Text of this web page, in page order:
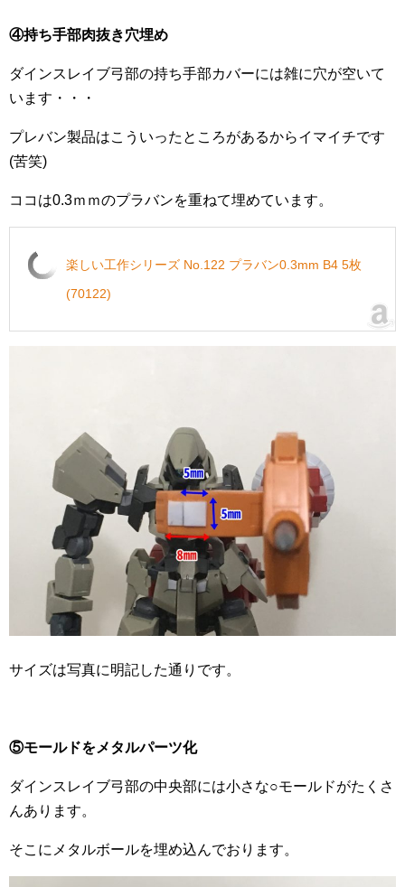
④持ち手部肉抜き穴埋め
ダインスレイブ弓部の持ち手部カバーには雑に穴が空いて
います・・・
プレバン製品はこういったところがあるからイマイチです
(苦笑)
ココは0.3ｍｍのプラバンを重ねて埋めています。
楽しい工作シリーズ No.122 プラバン0.3mm B4 5枚
(70122)
サイズは写真に明記した通りです。
⑤モールドをメタルパーツ化
ダインスレイブ弓部の中央部には小さな○モールドがたくさ
んあります。
そこにメタルボールを埋め込んでおります。